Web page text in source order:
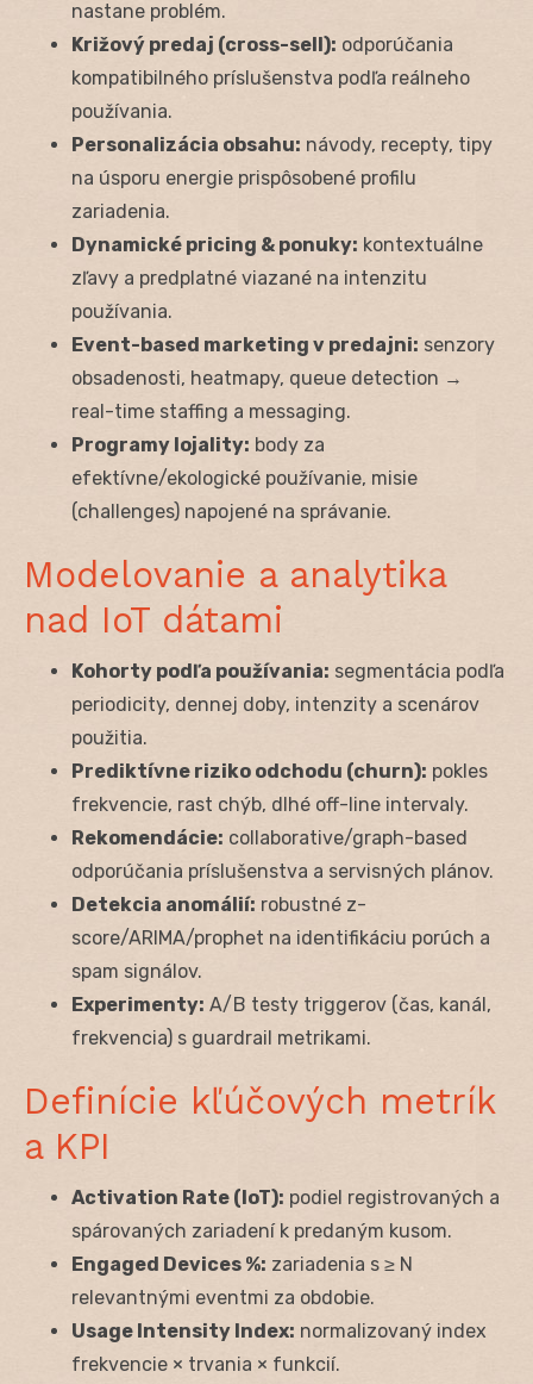
nastane problém.
Križový predaj (cross-sell): odporúčania
kompatibilného príslušenstva podľa reálneho
používania.
Personalizácia obsahu: návody, recepty, tipy
na úsporu energie prispôsobené profilu
zariadenia.
Dynamické pricing & ponuky: kontextuálne
zľavy a predplatné viazané na intenzitu
používania.
Event-based marketing v predajni: senzory
obsadenosti, heatmapy, queue detection →
real-time staffing a messaging.
Programy lojality: body za
efektívne/ekologické používanie, misie
(challenges) napojené na správanie.
Modelovanie a analytika
nad IoT dátami
Kohorty podľa používania: segmentácia podľa
periodicity, dennej doby, intenzity a scenárov
použitia.
Prediktívne riziko odchodu (churn): pokles
frekvencie, rast chýb, dlhé off-line intervaly.
Rekomendácie: collaborative/graph-based
odporúčania príslušenstva a servisných plánov.
Detekcia anomálií: robustné z-
score/ARIMA/prophet na identifikáciu porúch a
spam signálov.
Experimenty: A/B testy triggerov (čas, kanál,
frekvencia) s guardrail metrikami.
Definície kľúčových metrík
a KPI
Activation Rate (IoT): podiel registrovaných a
spárovaných zariadení k predaným kusom.
Engaged Devices %: zariadenia s ≥ N
relevantnými eventmi za obdobie.
Usage Intensity Index: normalizovaný index
frekvencie × trvania × funkcií.